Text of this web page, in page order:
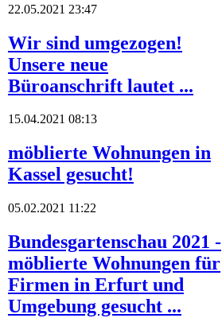
22.05.2021 23:47
Wir sind umgezogen!
Unsere neue
Büroanschrift lautet ...
15.04.2021 08:13
möblierte Wohnungen in
Kassel gesucht!
05.02.2021 11:22
Bundesgartenschau 2021 -
möblierte Wohnungen für
Firmen in Erfurt und
Umgebung gesucht ...